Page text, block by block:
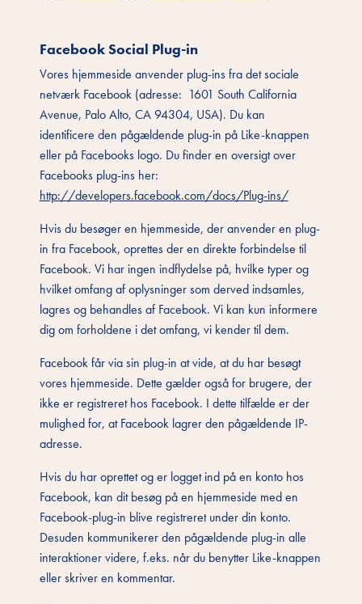
Facebook Social Plug-in
Vores hjemmeside anvender plug-ins fra det sociale
netværk Facebook (adresse: 1601 South California
Avenue, Palo Alto, CA 94304, USA). Du kan
identificere den pågældende plug-in på Like-knappen
eller på Facebooks logo. Du finder en oversigt over
Facebooks plug-ins her:
http://developers.facebook.com/docs/Plug-ins/
Hvis du besøger en hjemmeside, der anvender en plug-
in fra Facebook, oprettes der en direkte forbindelse til
Facebook. Vi har ingen indflydelse på, hvilke typer og
hvilket omfang af oplysninger som derved indsamles,
lagres og behandles af Facebook. Vi kan kun informere
dig om forholdene i det omfang, vi kender til dem.
Facebook får via sin plug-in at vide, at du har besøgt
vores hjemmeside. Dette gælder også for brugere, der
ikke er registreret hos Facebook. I dette tilfælde er der
mulighed for, at Facebook lagrer den pågældende IP-
adresse.
Hvis du har oprettet og er logget ind på en konto hos
Facebook, kan dit besøg på en hjemmeside med en
Facebook-plug-in blive registreret under din konto.
Desuden kommunikerer den pågældende plug-in alle
interaktioner videre, f.eks. når du benytter Like-knappen
eller skriver en kommentar.